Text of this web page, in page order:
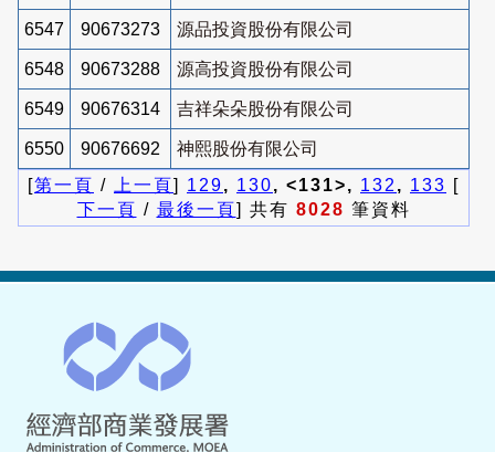
6547 90673273 源品投資股份有限公司
6548 90673288 源高投資股份有限公司
6549 90676314 吉祥朵朵股份有限公司
6550 90676692
神熙股份有限公司
[第一頁 / 上一頁] 129, 130, <131>, 132 , 133 [
下一頁 / 最後一頁] 共有 8028 筆資料